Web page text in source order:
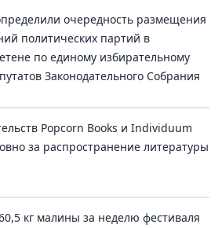
очередность размещения
политических партий в
по единому избирательному
Законодательного Собрания
Popcorn Books и Individuum
за распространение литературы
кг малины за неделю фестиваля